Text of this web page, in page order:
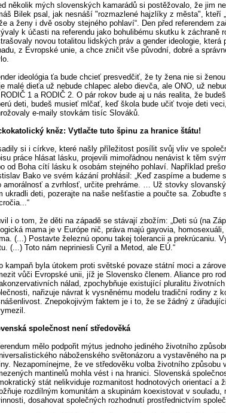
několik mých slovenských kamarádů si postěžovalo, že jim
Bilek psal, jak nesnáší "rozmazlené hajzlíky z města", kteří
a ženy i dvě osoby stejného pohlaví“. Den před referendem
k účasti na referendu jako bohulibému skutku k záchraně
novou totalitou lidských práv a gender ideologie, která
z Evropské unie, a chce zničit vše původní, dobré a
ideológia ťa bude chcieť presvedčiť, že ty žena nie si
malé dieťa už nebude chlapec alebo dievča, ale ONO, už
1 a RODIČ 2. O pár rokov bude aj u nás realita, že
deti, budeš musieť mlčať, keď škola bude učiť tvoje deti
e-maily stovkám tisíc Slováků.
kněz: Vytlačte tuto špinu za hranice štátu!
si i církve, které našly příležitost posílit svůj vliv ve
práce hlásat lásku, projevili mimořádnou nenávist k těm
od Boha cítí lásku k osobám stejného pohlaví. Například
Bako ve svém kázání prohlásil: „Keď zaspíme a budeme
amorálnosť a zvrhlosť, určite prehráme. … Už stovky
ukradli deti, pozerajte na naše nešťastie a poučte sa. Zobuďte
i o tom, že děti na západě se stávají zbožím: „Deti sú (na
mama je v Európe nič, práva majú gayovia,
(...) Postavte železnú oponu takej tolerancii a prekrúcaniu.
(...) Toto nám nepriniesli Cyril a Metod, ale EÚ.“
kampaň byla útokem proti světské povaze státní moci a
vůči Evropské unii, jíž je Slovensko členem. Aliance pro
nálad, zpochybňuje existující pluralitu
nařizuje návrat k vysněnému modelu tradiční rodiny z
Znepokojivým faktem je i to, že se žádný z
společnost není středověká
mělo podpořit mýtus jednoho jediného životního
náboženského světonázoru a vystavěného na
Nezapomínejme, že ve středověku volba životního způsobu
mantinelů mohla vést i na hranici. Slovenská
stát nelikviduje rozmanitost hodnotových orientací a
rozdílným komunitám a skupinám koexistovat v souladu,
dosahovat společných rozhodnutí prostřednictvím